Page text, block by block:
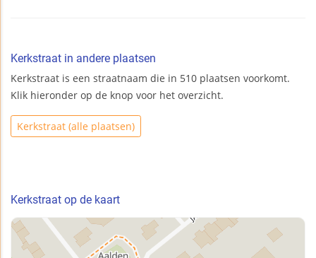
Kerkstraat in andere plaatsen
Kerkstraat is een straatnaam die in 510 plaatsen voorkomt.
Klik hieronder op de knop voor het overzicht.
Kerkstraat (alle plaatsen)
Kerkstraat op de kaart